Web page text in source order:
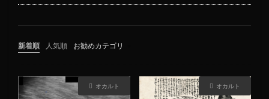
新着順 人気順
お勧めカテゴリ
オカルト オカルト